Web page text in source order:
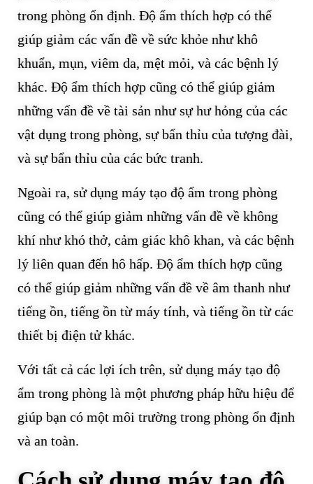
trong phòng ổn định. Độ ẩm thích hợp có thể
giúp giảm các vấn đề về sức khỏe như khô
khuẩn, mụn, viêm da, mệt mỏi, và các bệnh lý
khác. Độ ẩm thích hợp cũng có thể giúp giảm
những vấn đề về tài sản như sự hư hỏng của các
vật dụng trong phòng, sự bẩn thỉu của tượng đài,
và sự bẩn thỉu của các bức tranh.
Ngoài ra, sử dụng máy tạo độ ẩm trong phòng
cũng có thể giúp giảm những vấn đề về không
khí như khó thở, cảm giác khô khan, và các bệnh
lý liên quan đến hô hấp. Độ ẩm thích hợp cũng
có thể giúp giảm những vấn đề về âm thanh như
tiếng ồn, tiếng ồn từ máy tính, và tiếng ồn từ các
thiết bị điện tử khác.
Với tất cả các lợi ích trên, sử dụng máy tạo độ
ẩm trong phòng là một phương pháp hữu hiệu để
giúp bạn có một môi trường trong phòng ổn định
và an toàn.